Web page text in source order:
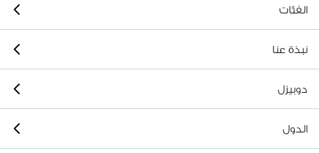
الفئات
نبذة عنا
دوبيزل
الدول